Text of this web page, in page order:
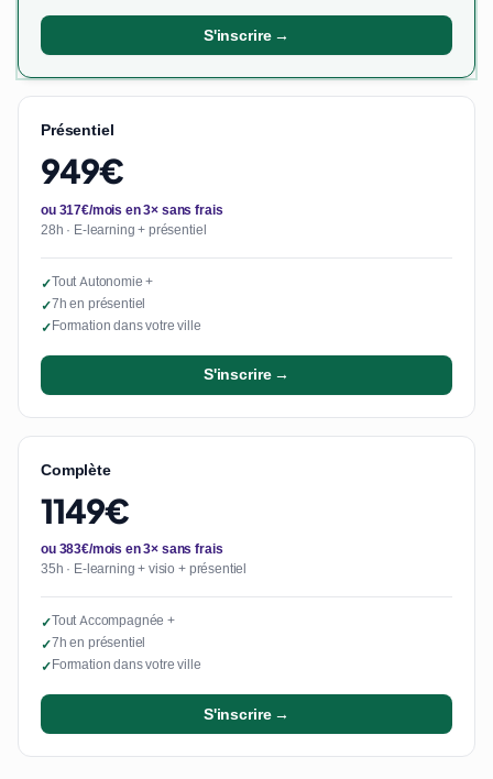
S'inscrire →
Présentiel
949€
ou 317€/mois en 3× sans frais
28h · E-learning + présentiel
✓Tout Autonomie +
✓7h en présentiel
✓Formation dans votre ville
S'inscrire →
Complète
1149€
ou 383€/mois en 3× sans frais
35h · E-learning + visio + présentiel
✓Tout Accompagnée +
✓7h en présentiel
✓Formation dans votre ville
S'inscrire →